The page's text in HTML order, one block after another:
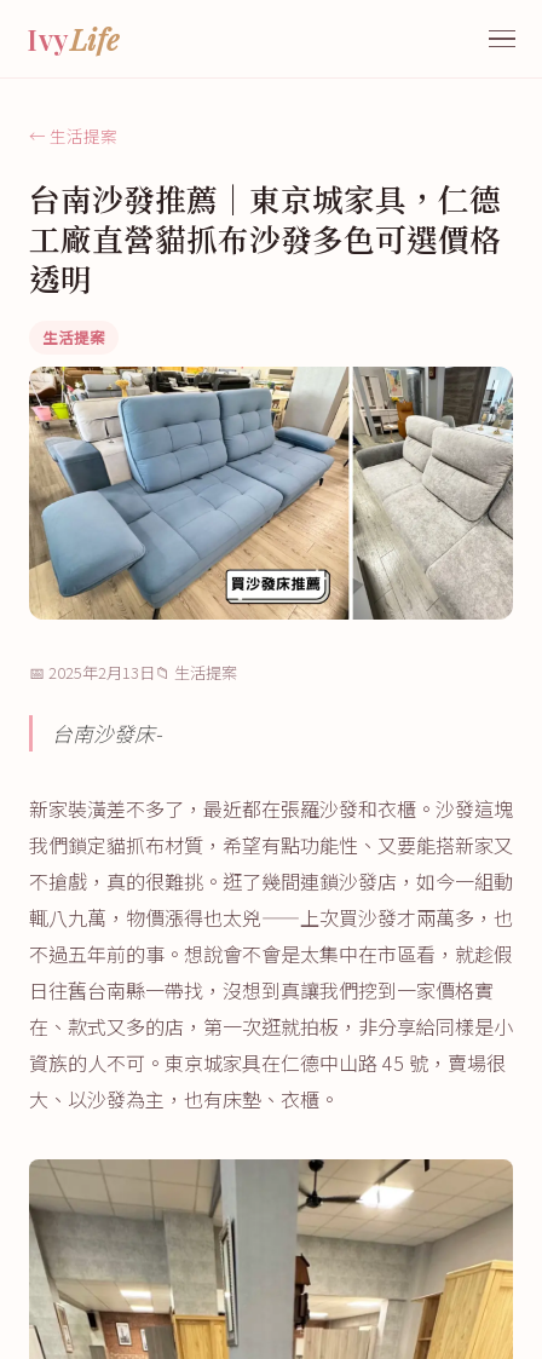
IvyLife
← 生活提案
台南沙發推薦｜東京城家具，仁德
工廠直營貓抓布沙發多色可選價格
透明
生活提案
📅 2025年2月13日 📁 生活提案
台南沙發床-
新家裝潢差不多了，最近都在張羅沙發和衣櫃。沙發這塊
我們鎖定貓抓布材質，希望有點功能性、又要能搭新家又
不搶戲，真的很難挑。逛了幾間連鎖沙發店，如今一組動
輒八九萬，物價漲得也太兇——上次買沙發才兩萬多，也
不過五年前的事。想說會不會是太集中在市區看，就趁假
日往舊台南縣一帶找，沒想到真讓我們挖到一家價格實
在、款式又多的店，第一次逛就拍板，非分享給同樣是小
資族的人不可。東京城家具在仁德中山路 45 號，賣場很
大、以沙發為主，也有床墊、衣櫃。